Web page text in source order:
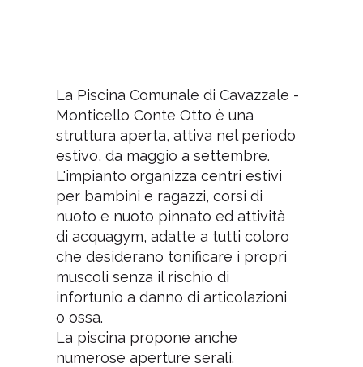
La Piscina Comunale di Cavazzale -
Monticello Conte Otto è una
struttura aperta, attiva nel periodo
estivo, da maggio a settembre.
L'impianto organizza centri estivi
per bambini e ragazzi, corsi di
nuoto e nuoto pinnato ed attività
di acquagym, adatte a tutti coloro
che desiderano tonificare i propri
muscoli senza il rischio di
infortunio a danno di articolazioni
o ossa.
La piscina propone anche
numerose aperture serali.